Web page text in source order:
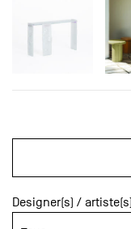
Designer(s) / artiste(s)